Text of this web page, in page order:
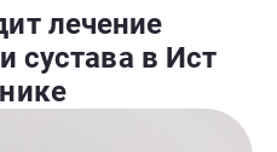
лечение
сустава в Ист